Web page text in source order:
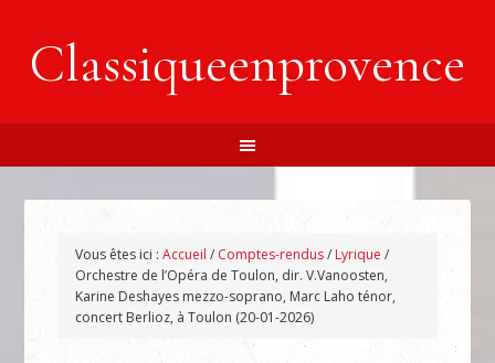
Classiqueenprovence
Vous êtes ici :Accueil / Comptes-rendus/ Lyrique /
Orchestre de l’Opéra de Toulon, dir. V.Vanoosten,
Karine Deshayes mezzo-soprano, Marc Laho ténor,
concert Berlioz, à Toulon (20-01-2026)